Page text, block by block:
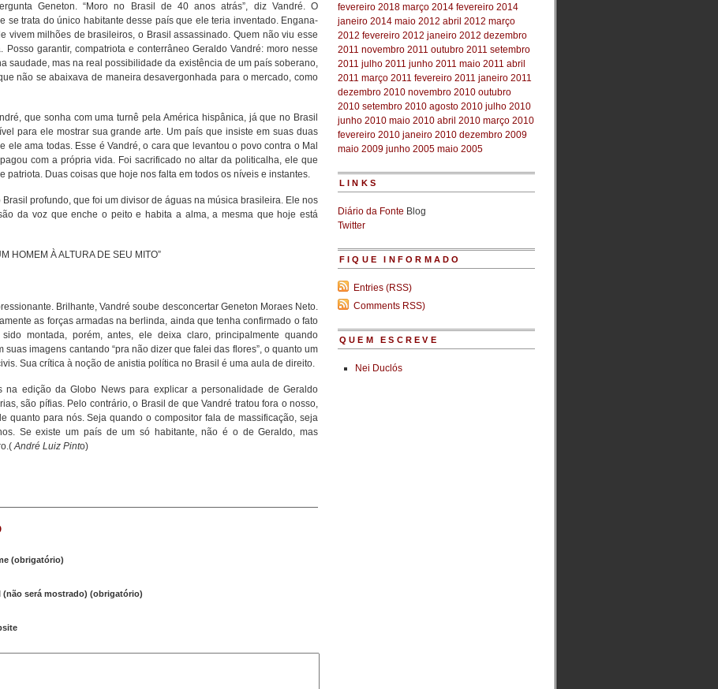
Geneton. “Moro no Brasil de 40 anos atrás”, diz Vandré. O
se trata do único habitante desse país que ele teria inventado. Engana-
vivem milhões de brasileiros, o Brasil assassinado. Quem não viu esse
garantir, compatriota e conterrâneo Geraldo Vandré: moro nesse
saudade, mas na real possibilidade da existência de um país soberano,
não se abaixava de maneira desavergonhada para o mercado, como
que sonha com uma turnê pela América hispânica, já que no Brasil
para ele mostrar sua grande arte. Um país que insiste em suas duas
ele ama todas. Esse é Vandré, o cara que levantou o povo contra o Mal
com a própria vida. Foi sacrificado no altar da politicalha, ele que
patriota. Duas coisas que hoje nos falta em todos os níveis e instantes.
profundo, que foi um divisor de águas na música brasileira. Ele nos
da voz que enche o peito e habita a alma, a mesma que hoje está
HOMEM À ALTURA DE SEU MITO”
Brilhante, Vandré soube desconcertar Geneton Moraes Neto.
as forças armadas na berlinda, ainda que tenha confirmado o fato
montada, porém, antes, ele deixa claro, principalmente quando
suas imagens cantando “pra não dizer que falei das flores”, o quanto um
Sua crítica à noção de anistia política no Brasil é uma aula de direito.
na edição da Globo News para explicar a personalidade de Geraldo
são pífias. Pelo contrário, o Brasil de que Vandré tratou fora o nosso,
quanto para nós. Seja quando o compositor fala de massificação, seja
Se existe um país de um só habitante, não é o de Geraldo, mas
André Luiz Pinto)
(obrigatório)
(não será mostrado) (obrigatório)
fevereiro 2018 março 2014 fevereiro 2014
janeiro 2014 maio 2012 abril 2012 março
2012 fevereiro 2012 janeiro 2012 dezembro
2011 novembro 2011 outubro 2011 setembro
2011 julho 2011 junho 2011 maio 2011 abril
2011 março 2011 fevereiro 2011 janeiro 2011
dezembro 2010 novembro 2010 outubro
2010 setembro 2010 agosto 2010 julho 2010
junho 2010 maio 2010 abril 2010 março 2010
fevereiro 2010 janeiro 2010 dezembro 2009
maio 2009 junho 2005 maio 2005
LINKS
Diário da Fonte Blog
Twitter
FIQUE INFORMADO
Entries (RSS)
Comments RSS)
QUEM ESCREVE
Nei Duclós